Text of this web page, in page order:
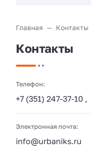
Главная Контакты
Контакты
Телефон:
+7 (351) 247-37-10 ,
Электронная почта:
info@urbaniks.ru